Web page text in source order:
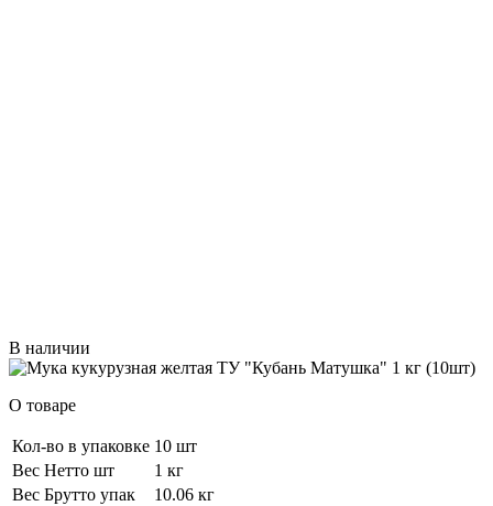
В наличии
О товаре
Кол-во в упаковке 10 шт
Вес Нетто шт
1 кг
Вес Брутто упак
10.06 кг